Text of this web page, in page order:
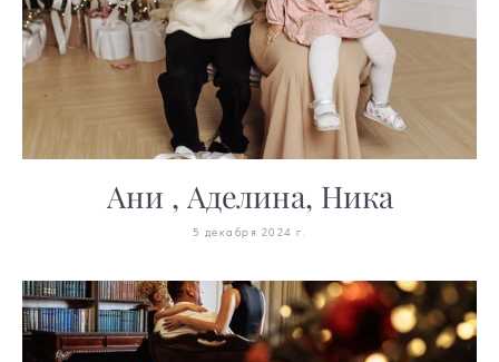
Ани , Аделина, Ника
5 декабря 2024 г.